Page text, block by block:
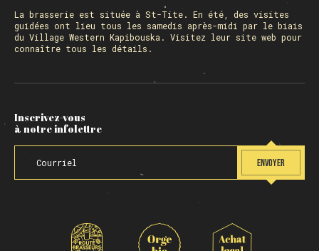
La brasserie est située à St-Tite. En été, des visites
guidées ont lieu tous les samedis après-midi par le biais
du Village Western Kapibouska. Visitez leur site web pour
connaître tous les détails.
Inscrivez-vous
à notre infolettre
ENVOYER